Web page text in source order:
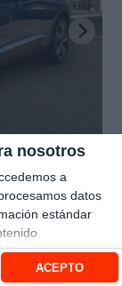
nosotros
a
datos
estándar
investigación
nosotros y
ACEPTO
20.390 €
21.190 €